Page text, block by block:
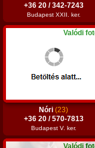
+36 20 / 342-7243
Budapest XXII. ker.
Valódi
Nóri(23)
+36 20 / 570-7813
Budapest V. ker.
Valódi